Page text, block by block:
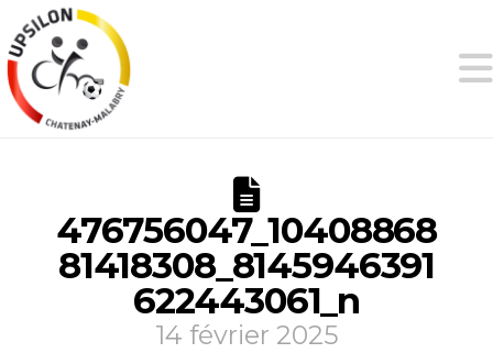
476756047_10408868
81418308_8145946391
622443061_n
14 février 2025